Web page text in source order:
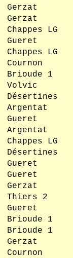
Gerzat
Gerzat
Chappes LG
Gueret
Chappes LG
Cournon
Brioude 1
Volvic
Désertines
Argentat
Gueret
Argentat
Chappes LG
Désertines
Gueret
Gueret
Gerzat
Thiers 2
Gueret
Brioude 1
Brioude 1
Gerzat
Cournon